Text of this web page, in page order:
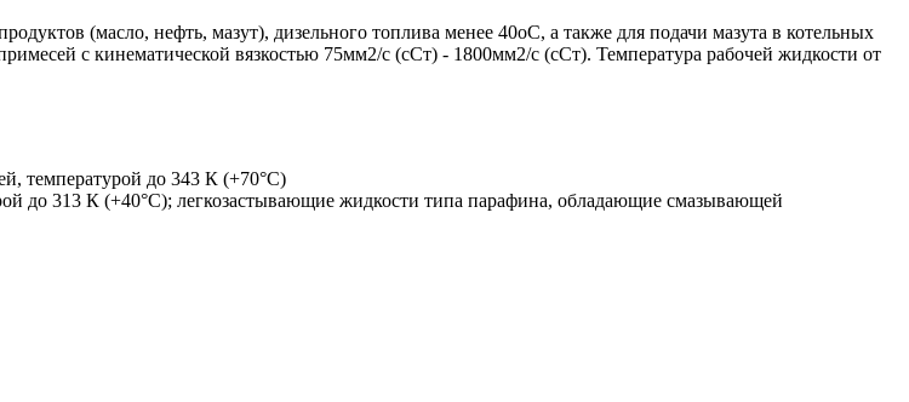
(масло, нефть, мазут), дизельного топлива менее 40oС, а также для подачи мазута в котельных
с кинематической вязкостью 75мм2/с (сСт) - 1800мм2/с (сСт). Температура рабочей жидкости от
температурой до 343 К (+70°С)
до 313 К (+40°С); легкозастывающие жидкости типа парафина, обладающие смазывающей